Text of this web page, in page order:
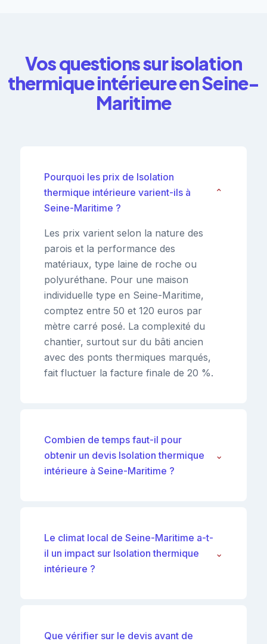
Vos questions sur isolation
thermique intérieure en Seine-
Maritime
Pourquoi les prix de Isolation
thermique intérieure varient-ils à
Seine-Maritime ?
⌄
Les prix varient selon la nature des
parois et la performance des
matériaux, type laine de roche ou
polyuréthane. Pour une maison
individuelle type en Seine-Maritime,
comptez entre 50 et 120 euros par
mètre carré posé. La complexité du
chantier, surtout sur du bâti ancien
avec des ponts thermiques marqués,
fait fluctuer la facture finale de 20 %.
Combien de temps faut-il pour
obtenir un devis Isolation thermique
intérieure à Seine-Maritime ?
⌄
Le climat local de Seine-Maritime a-t-
il un impact sur Isolation thermique
intérieure ?
⌄
Que vérifier sur le devis avant de